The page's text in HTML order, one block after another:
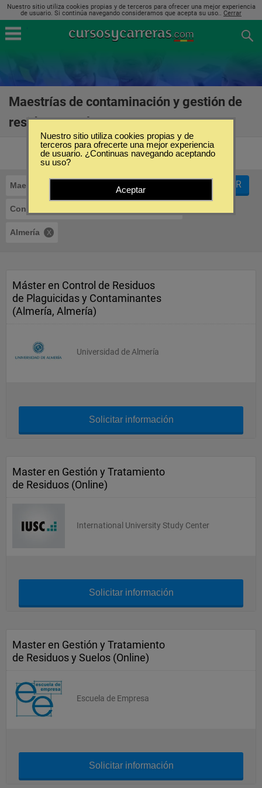
Nuestro sitio utiliza cookies propias y de terceros para ofrecer una mejor experiencia
de usuario. Si continúa navegando consideramos que acepta su uso.. Cerrar
Maestrías de contaminación y gestión de
residuos en Almería
Maestrías
Contaminación y Gestión de Residuos
Almería
FILTRAR
Máster en Control de Residuos
de Plaguicidas y Contaminantes
(Almería, Almería)
Universidad de Almería
Solicitar información
Master en Gestión y Tratamiento
de Residuos (Online)
International University Study Center
Solicitar información
Master en Gestión y Tratamiento
de Residuos y Suelos (Online)
Escuela de Empresa
Solicitar información
Nuestro sitio utiliza cookies propias y de
terceros para ofrecerte una mejor experiencia
de usuario. ¿Continuas navegando aceptando
su uso?
Aceptar